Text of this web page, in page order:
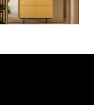
Frame